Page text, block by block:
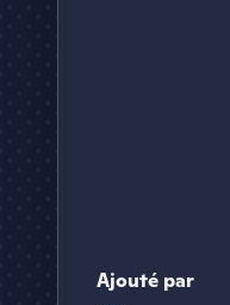
Ajouté par